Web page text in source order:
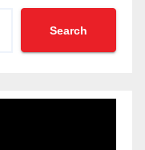
Search